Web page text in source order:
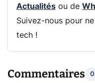
Actualitésou de
Suivez-nous pour
tech !
Commentaires 0